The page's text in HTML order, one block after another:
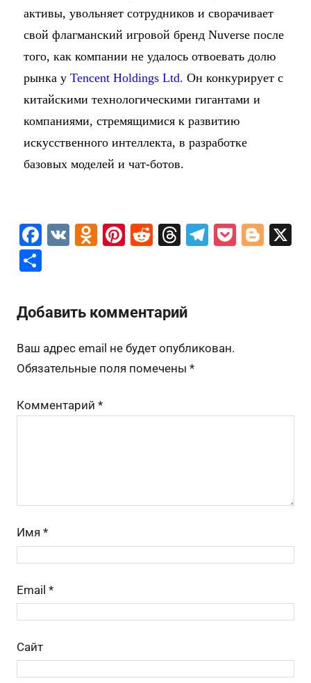
активы, увольняет сотрудников и сворачивает
свой флагманский игровой бренд Nuverse после
того, как компании не удалось отвоевать долю
рынка у Tencent Holdings Ltd. Он конкурирует с
китайскими технологическими гигантами и
компаниями, стремящимися к развитию
искусственного интеллекта, в разработке
базовых моделей и чат-ботов.
F
a
c
e
b
o
o
V
O
kl
a
s
ni
Pi
st
R
t
T
a
d
s
T
m
P
Bl
п
а
в
ть
Добавить комментарий
Ваш адрес email не будет опубликован.
Обязательные поля помечены *
Комментарий *
Имя *
Email *
Сайт